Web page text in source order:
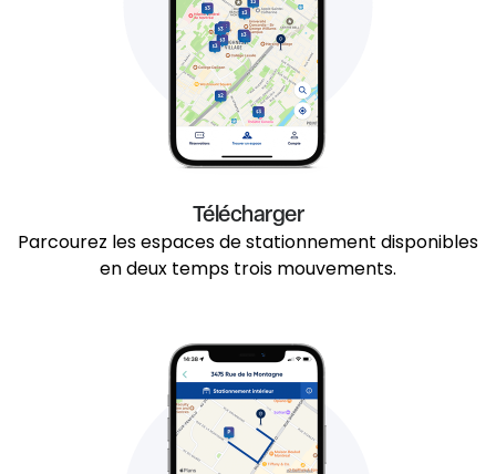
Télécharger
Parcourez les espaces de stationnement disponibles
en deux temps trois mouvements.